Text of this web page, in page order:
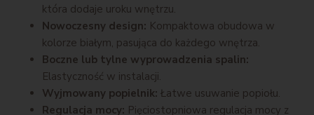
która dodaje uroku wnętrzu.
Nowoczesny design: Kompaktowa obudowa w
kolorze białym, pasująca do każdego wnętrza.
Boczne lub tylne wyprowadzenia spalin:
Elastyczność w instalacji.
Wyjmowany popielnik: Łatwe usuwanie popiołu.
Regulacja mocy: Pięciostopniowa regulacja mocy z